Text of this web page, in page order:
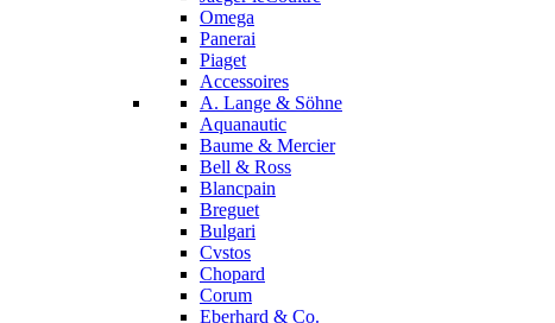
Omega
Panerai
Piaget
Accessoires
A. Lange & Söhne
Aquanautic
Baume & Mercier
Bell & Ross
Blancpain
Breguet
Bulgari
Cvstos
Chopard
Corum
Eberhard & Co.